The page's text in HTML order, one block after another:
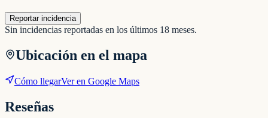
Reportar incidencia
Sin incidencias reportadas en los últimos 18 meses.
Ubicación en el mapa
Cómo llegarVer en Google Maps
Reseñas